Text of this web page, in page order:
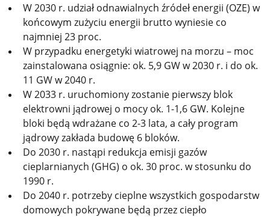
W 2030 r. udział odnawialnych źródeł energii (OZE) w
końcowym zużyciu energii brutto wyniesie co
najmniej 23 proc.
W przypadku energetyki wiatrowej na morzu – moc
zainstalowana osiągnie: ok. 5,9 GW w 2030 r. i do ok.
11 GW w 2040 r.
W 2033 r. uruchomiony zostanie pierwszy blok
elektrowni jądrowej o mocy ok. 1-1,6 GW. Kolejne
bloki będą wdrażane co 2-3 lata, a cały program
jądrowy zakłada budowę 6 bloków.
Do 2030 r. nastąpi redukcja emisji gazów
cieplarnianych (GHG) o ok. 30 proc. w stosunku do
1990 r.
Do 2040 r. potrzeby cieplne wszystkich gospodarstw
domowych pokrywane będą przez ciepło